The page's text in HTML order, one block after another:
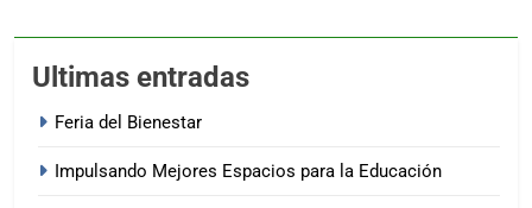
Ultimas entradas
Feria del Bienestar
Impulsando Mejores Espacios para la Educación